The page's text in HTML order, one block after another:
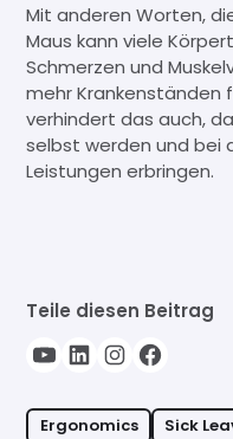
Mit anderen Worten,
Maus kann viele
Schmerzen und
mehr Krankenständen
verhindert das auch,
selbst werden und bei
Leistungen erbringen.
Teile diesen Beitrag
Ergonomics Sick